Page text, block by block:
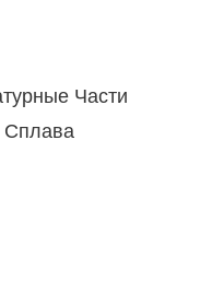
Части